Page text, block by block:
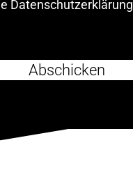
Datenschutzerklärung